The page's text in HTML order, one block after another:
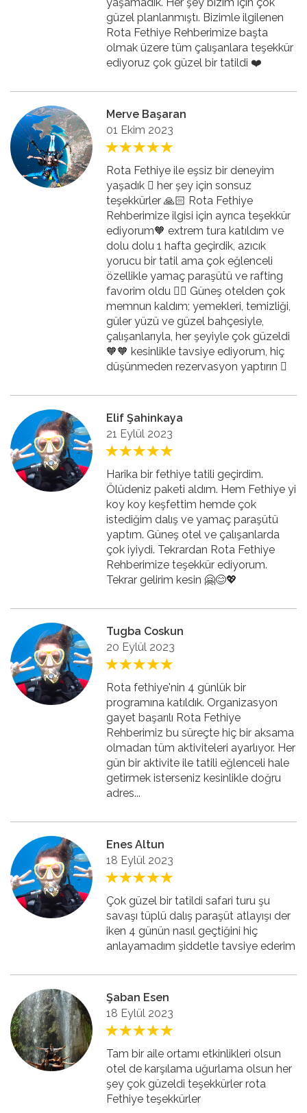
güzel planlanmıştı. Bizimle ilgilenen
Rota Fethiye Rehberimize başta
olmak üzere tüm çalışanlara teşekkür
ediyoruz çok güzel bir tatildi ❤️
Merve Başaran
01 Ekim 2023
Rota Fethiye ile eşsiz bir deneyim
yaşadık 🏻 her şey için sonsuz
teşekkürler 🙏🏻 Rota Fethiye
Rehberimize ilgisi için ayrıca teşekkür
ediyorum🧡 extrem tura katıldım ve
dolu dolu 1 hafta geçirdik, azıcık
yorucu bir tatil ama çok eğlenceli
özellikle yamaç paraşütü ve rafting
favorim oldu 👍🏻 Güneş otelden çok
memnun kaldım; yemekleri, temizliği,
güler yüzü ve güzel bahçesiyle,
çalışanlarıyla, her şeyiyle çok güzeldi
🧡🧡 kesinlikle tavsiye ediyorum, hiç
düşünmeden rezervasyon yaptırın 🏻
Elif Şahinkaya
21 Eylül 2023
Harika bir fethiye tatili geçirdim.
Ölüdeniz paketi aldım. Hem Fethiye yi
koy koy keşfettim hemde çok
istediğim dalış ve yamaç paraşütü
yaptım. Güneş otel ve çalışanlarda
çok iyiydi. Tekrardan Rota Fethiye
Rehberimize teşekkür ediyorum.
Tekrar gelirim kesin 🤗😊💖
Tugba Coskun
20 Eylül 2023
Rota fethiye'nin 4 günlük bir
programına katıldık. Organizasyon
gayet başarılı Rota Fethiye
Rehberimiz bu süreçte hiç bir aksama
olmadan tüm aktiviteleri ayarlıyor. Her
gün bir aktivite ile tatili eğlenceli hale
getirmek isterseniz kesinlikle doğru
adres...
Enes Altun
18 Eylül 2023
Çok güzel bir tatildi safari turu şu
savaşı tüplü dalış paraşüt atlayışı der
iken 4 günün nasıl geçtiğini hiç
anlayamadım şiddetle tavsiye ederim
Şaban Esen
18 Eylül 2023
Tam bir aile ortamı etkinlikleri olsun
otel de karşılama uğurlama olsun her
şey çok güzeldi teşekkürler rota
Fethiye teşekkürler